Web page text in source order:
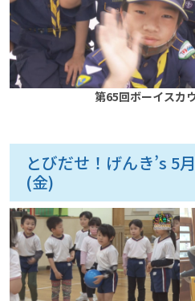
第65回ボーイスカ
とびだせ！げんき’s 5
(金)